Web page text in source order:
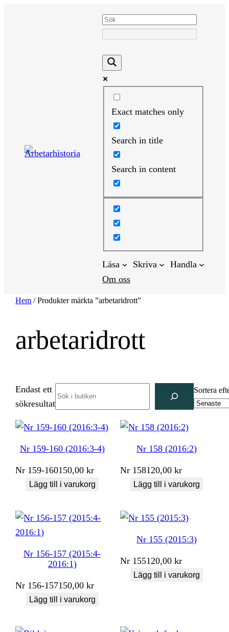
Exact matches only
Search in title
Search in content
Läsa Skriva
Handla
Om oss
Hem / Produkter märkta ”arbetaridrott”
arbetaridrott
Endast ett
sökresultat
Sortera
Nr 159-160 (2016:3-4)
Nr 159-160150,00kr
Lägg till i varukorg
Nr 158 (2016:2)
Nr 158120,00kr
Lägg till i varukorg
Nr 156-157 (2015:4-
2016:1)
Nr 156-157150,00kr
Lägg till i varukorg
Nr 155 (2015:3)
Nr 155120,00kr
Lägg till i varukorg